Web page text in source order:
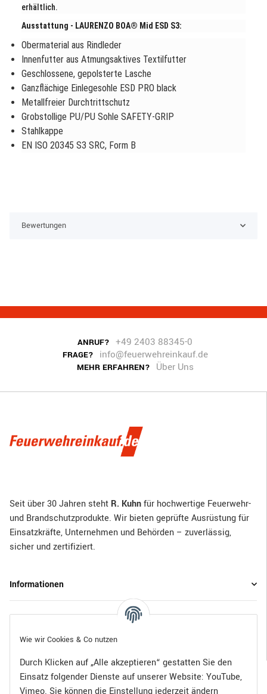
Wie wir Cookies & Co nutzen
Durch Klicken auf „Alle akzeptieren“ gestatten Sie den
Einsatz folgender Dienste auf unserer Website: YouTube,
erhältlich.
Ausstattung - LAURENZO BOA® Mid ESD S3:
Obermaterial aus Rindleder
Innenfutter aus Atmungsaktives Textilfutter
Geschlossene, gepolsterte Lasche
Ganzflächige Einlegesohle ESD PRO black
Metallfreier Durchtrittschutz
Grobstollige PU/PU Sohle SAFETY-GRIP
Stahlkappe
EN ISO 20345 S3 SRC, Form B
Bewertungen
ANRUF? +49 2403 88345-0
FRAGE? info@feuerwehreinkauf.de
MEHR ERFAHREN? Über Uns
Seit über 30 Jahren steht R. Kuhnfür hochwertige Feuerwehr-
und Brandschutzprodukte. Wir bieten geprüfte Ausrüstung für
Einsatzkräfte, Unternehmen und Behörden – zuverlässig,
sicher und zertifiziert.
Informationen
Gesetzliche Informationen
Bezahlen Sie bequem per: